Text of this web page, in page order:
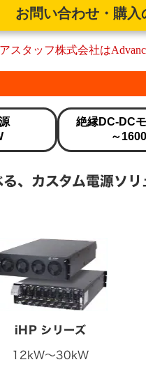
お問い合わせ・購入
スタッフ株式会社は
絶縁DC-DC
～
、カスタム電源ソリ
iHP シリーズ
12kW～30kW